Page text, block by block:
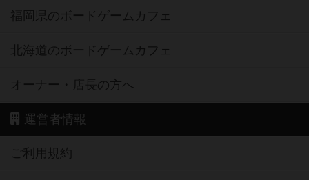
福岡県のボードゲームカフェ
北海道のボードゲームカフェ
オーナー・店長の方へ
運営者情報
ご利用規約